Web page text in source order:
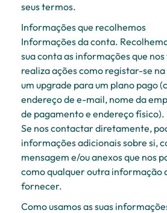
seus termos.
Informações que recolhemos
Informações da conta.
sua conta as informações que
realiza ações como registar-se
um upgrade para um plano pago
endereço de e-mail, nome da
de pagamento e endereço físico).
Se nos contactar diretamente,
informações adicionais sobre si,
mensagem e/ou anexos que nos
como qualquer outra informação
fornecer.
Como usamos as suas